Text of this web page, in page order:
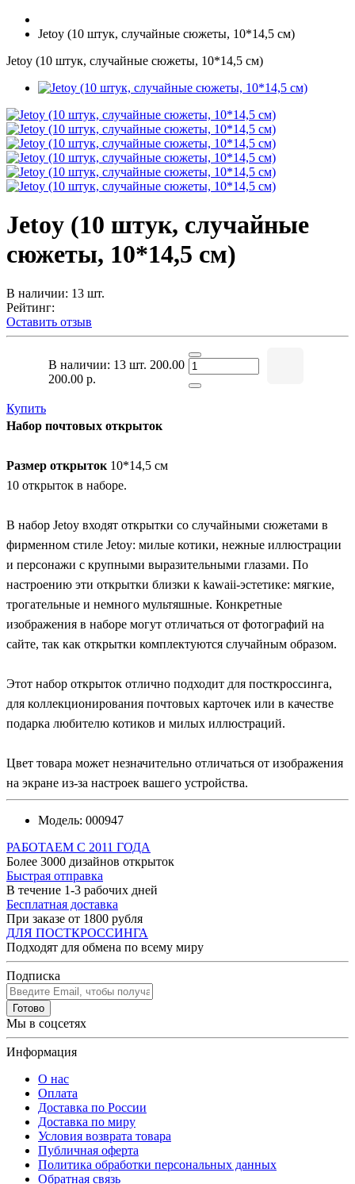
Jetoy (10 штук, случайные сюжеты, 10*14,5 см)
Jetoy (10 штук, случайные сюжеты, 10*14,5 см)
Jetoy (10 штук, случайные
сюжеты, 10*14,5 см)
В наличии: 13 шт.
Рейтинг:
Оставить отзыв
В наличии: 13 шт. 200.00
200.00 р.
Купить
Набор почтовых открыток
Размер открыток 10*14,5 см
10 открыток в наборе.
В набор Jetoy входят открытки со случайными сюжетами в
фирменном стиле Jetoy: милые котики, нежные иллюстрации
и персонажи с крупными выразительными глазами. По
настроению эти открытки близки к kawaii-эстетике: мягкие,
трогательные и немного мультяшные. Конкретные
изображения в наборе могут отличаться от фотографий на
сайте, так как открытки комплектуются случайным образом.
Этот набор открыток отлично подходит для посткроссинга,
для коллекционирования почтовых карточек или в качестве
подарка любителю котиков и милых иллюстраций.
Цвет товара может незначительно отличаться от изображения
на экране из-за настроек вашего устройства.
Модель: 000947
РАБОТАЕМ С 2011 ГОДА
Более 3000 дизайнов открыток
Быстрая отправка
В течение 1-3 рабочих дней
Бесплатная доставка
При заказе от 1800 рубля
ДЛЯ ПОСТКРОССИНГА
Подходят для обмена по всему миру
Подписка
Готово
Мы в соцсетях
Информация
О нас
Оплата
Доставка по России
Доставка по миру
Условия возврата товара
Публичная оферта
Политика обработки персональных данных
Обратная связь